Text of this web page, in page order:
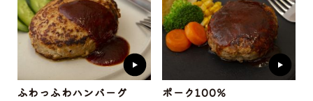
ふわっふわハンバーグ
ポーク100％